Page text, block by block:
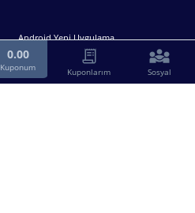
Android Yeni Uygulama
0.00
Kuponum Kuponlarım Sosyal